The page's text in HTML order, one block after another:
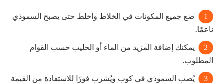
ضع جميع المكونات في الخلاط واخلط حتى يصبح السموذي
ناعمًا.
يمكنك إضافة المزيد من الماء أو الحليب حسب القوام
المطلوب.
يُصب السموذي في كوب ويُشرب فورًا للاستفادة من القيمة